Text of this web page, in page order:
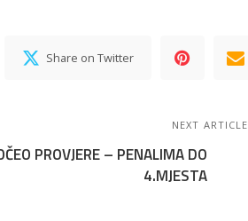
Share on Twitter
NEXT ARTICLE
PROVJERE – PENALIMA DO
4.MJESTA